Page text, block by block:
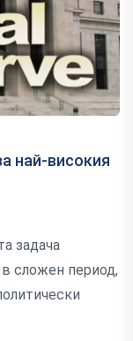
най-високия
задача
сложен период,